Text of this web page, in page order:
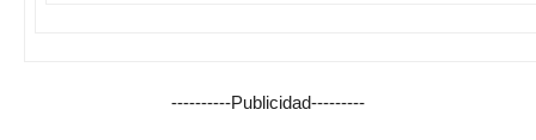
----------Publicidad---------